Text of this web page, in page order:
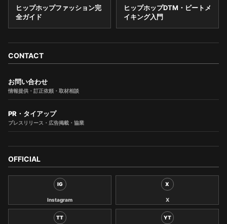
ヒップホップファッション完
全ガイド
ヒップホップDTM・ビートメ
イキング入門
CONTACT
お問い合わせ
情報提供・訂正依頼・取材相談
PR・タイアップ
プレスリリース・広告掲載・協業
OFFICIAL
IG
Instagram
X
X
TT YT